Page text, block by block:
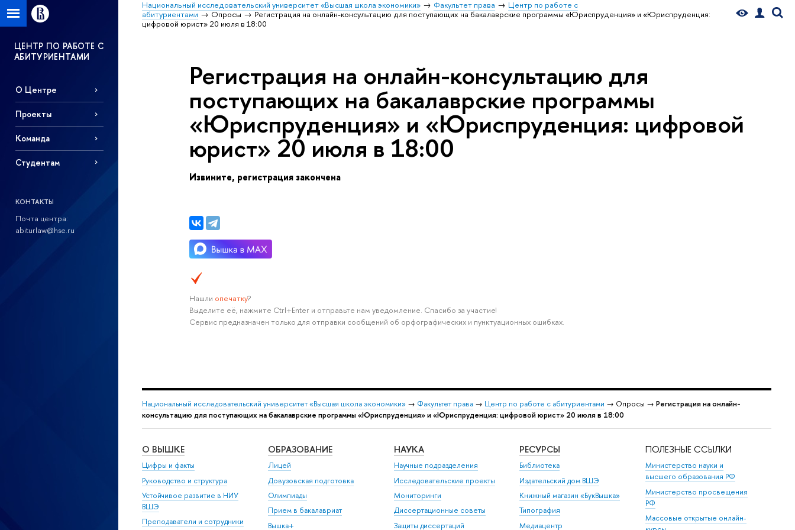
Национальный исследовательский университет «Высшая школа экономики» Факультет права
Центр по работе с
абитуриентами
Опросы
Регистрация на онлайн-консультацию для поступающих на бакалаврские программы «Юриспруденция» и «Юриспруденция:
цифровой юрист» 20 июля в 18:00
ЦЕНТР ПО РАБОТЕ С
АБИТУРИЕНТАМИ
О Центре
Проекты
Команда
Студентам
КОНТАКТЫ
Почта центра:
abiturlaw@hse.ru
Регистрация на онлайн-консультацию для
поступающих на бакалаврские программы
«Юриспруденция» и «Юриспруденция: цифровой
юрист» 20 июля в 18:00
Извините, регистрация закончена
Нашли опечатку?
ыделите её, нажмите Ctrl+Enter и отправьте нам уведомление. Спасибо за участие!
Сервис предназначен только для отправки сообщений об орфографических и пунктуационных ошибках.
Национальный исследовательский университет «Высшая школа экономики» → Факультет права → Центр по работе с абитуриентами → Опросы → Регистрация на онлайн-
консультацию для поступающих на бакалаврские программы «Юриспруденция» и «Юриспруденция: цифровой юрист» 20 июля в 18:00
О ВЫШКЕ
Цифры и факты
Руководство и структура
Устойчивое развитие в НИУ
ШЭ
Преподаватели и сотрудники
ОБРАЗОВАНИЕ
Лицей
Довузовская подготовка
Олимпиады
Прием в бакалавриат
ышка+
НАУКА
Научные подразделения
Исследовательские проекты
Мониторинги
Диссертационные советы
Защиты диссертаций
РЕСУРСЫ
Библиотека
Издательский дом ВШЭ
Книжный магазин «БукВышка»
Типография
Медиацентр
ПОЛЕЗНЫЕ ССЫЛКИ
Министерство науки и
ысшего образования РФ
Министерство просвещения
РФ
Массовые открытые онлайн-